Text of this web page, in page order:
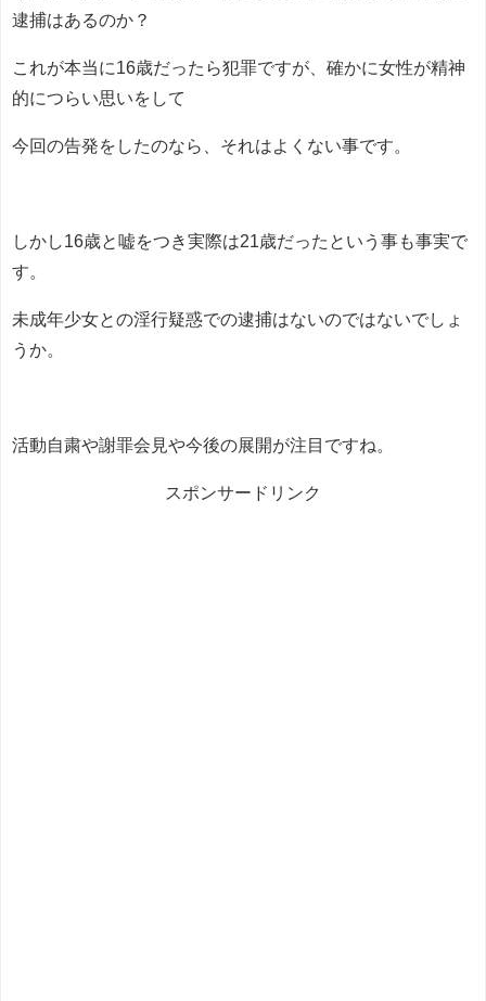
逮捕はあるのか？
これが本当に16歳だったら犯罪ですが、確かに女性が精神
的につらい思いをして
今回の告発をしたのなら、それはよくない事です。
しかし16歳と嘘をつき実際は21歳だったという事も事実で
す。
未成年少女との淫行疑惑での逮捕はないのではないでしょ
うか。
活動自粛や謝罪会見や今後の展開が注目ですね。
スポンサードリンク